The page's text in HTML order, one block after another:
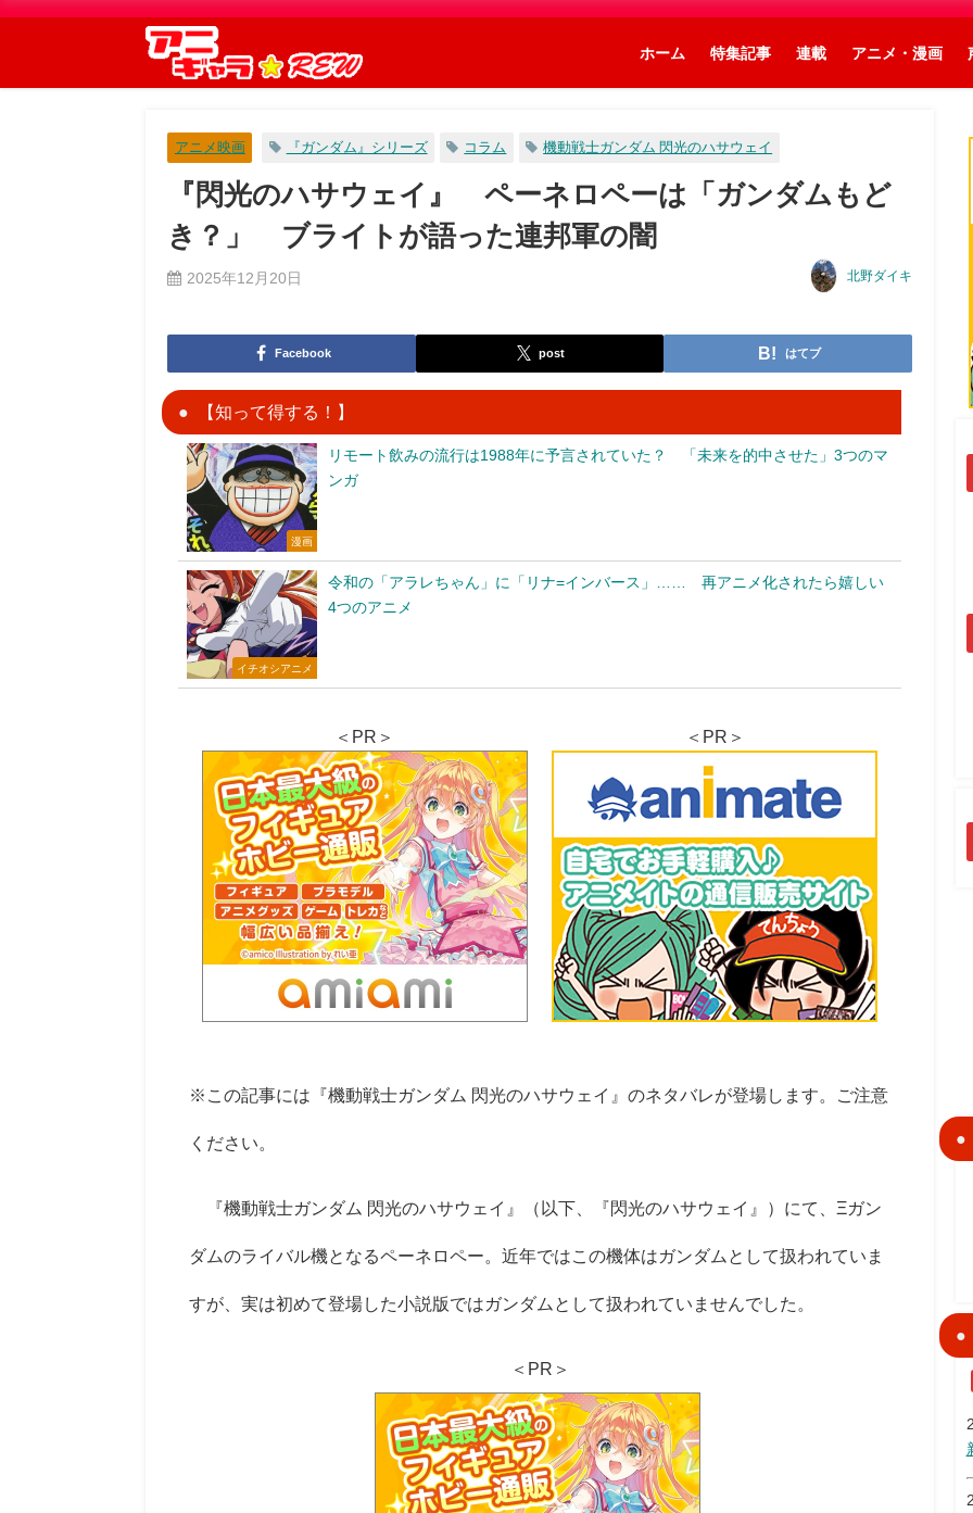
ホーム 特集記事 連載 アニメ・漫画
アニメ映画 『ガンダム』シリーズ コラム 機動戦士ガンダム 閃光のハサウェイ
『閃光のハサウェイ』 ペーネロペーは「ガンダムもど
き？」 ブライトが語った連邦軍の闇
2025年12月20日 北野ダイキ
Facebook post はてブ
【知って得する！】
漫画
リモート飲みの流行は1988年に予言されていた？ 「未来を的中させた」3つのマ
ンガ
イチオシアニメ
令和の「アラレちゃん」に「リナ=インバース」…… 再アニメ化されたら嬉しい
4つのアニメ
＜PR＞ ＜PR＞
※この記事には『機動戦士ガンダム 閃光のハサウェイ』のネタバレが登場します。ご注意
ください。
『機動戦士ガンダム 閃光のハサウェイ』（以下、『閃光のハサウェイ』）にて、 Ξガン
ダムのライバル機となるペーネロペー。近年ではこの機体はガンダムとして扱われていま
すが、実は初めて登場した小説版ではガンダムとして扱われていませんでした。
＜PR＞